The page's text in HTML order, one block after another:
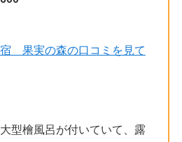
宿 果実の森の口コミを見て
型檜風呂が付いていて、露